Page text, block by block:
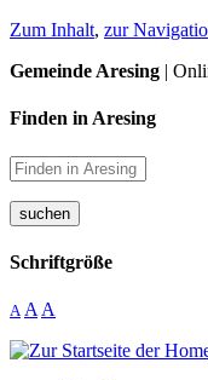
Zum Inhalt, zur
Gemeinde Aresing |
Finden in Aresing
suchen
Schriftgröße
A A A